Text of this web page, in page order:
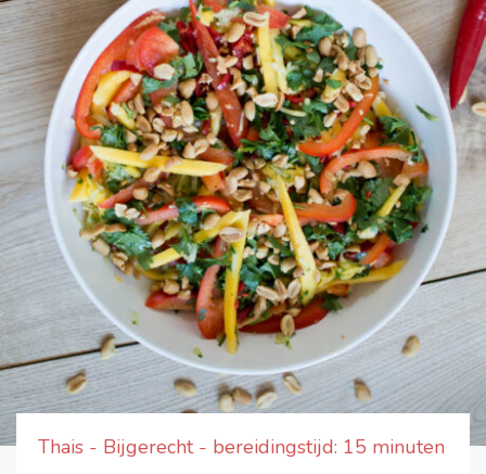
Thais - Bijgerecht - bereidingstijd: 15 minuten